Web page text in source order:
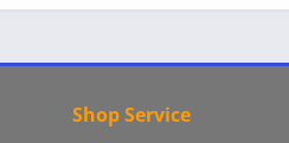
Shop Service